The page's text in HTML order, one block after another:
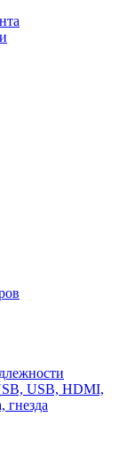
USB, HDMI,
гнезда